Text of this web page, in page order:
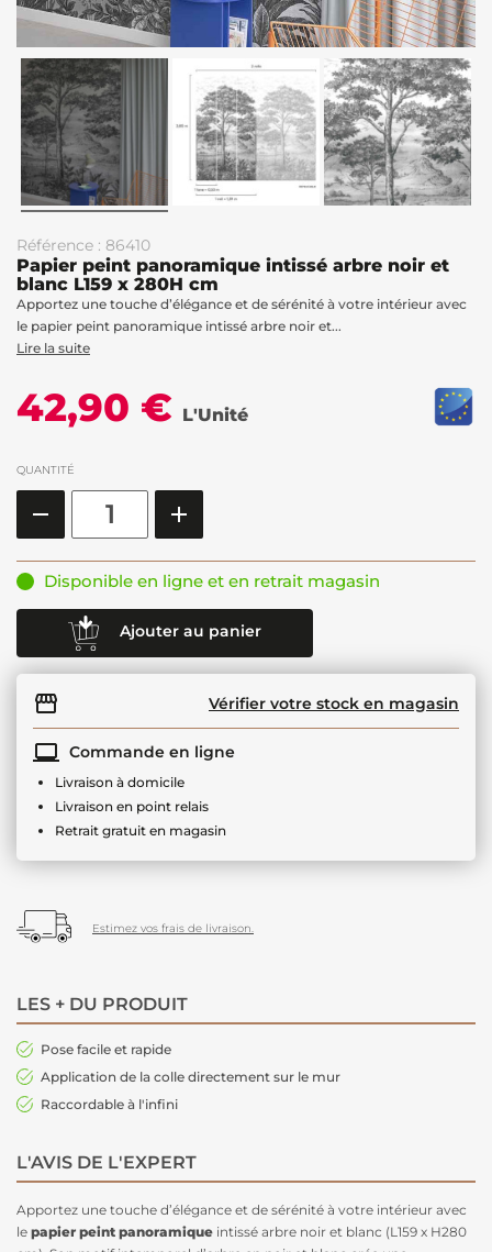
Référence : 86410
Papier peint panoramique intissé arbre noir et
blanc L159 x 280H cm
Apportez une touche d’élégance et de sérénité à votre intérieur avec
le papier peint panoramique intissé arbre noir et...
Lire la suite
42,90 € L'Unité
QUANTITÉ
Disponible en ligne et en retrait magasin
Ajouter au panier
Vérifier votre stock en magasin
Commande en ligne
Livraison à domicile
Livraison en point relais
Retrait gratuit en magasin
Estimez vos frais de livraison.
LES + DU PRODUIT
Pose facile et rapide
Application de la colle directement sur le mur
Raccordable à l'infini
L'AVIS DE L'EXPERT
Apportez une touche d’élégance et de sérénité à votre intérieur avec
le papier peint panoramique intissé arbre noir et blanc (L159 x H280